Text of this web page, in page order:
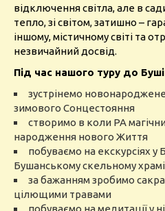
відключення світла, але в
тепло, зі світом, затишно –
іншому, містичному світі та
незвичайний досвід.
Під час нашого туру до
зустрінемо
зимового Сонцестояння
створимо в коли РА
народження нового Життя
побуваємо на екскурсіях
Бушанському скельному
за бажанням зробимо
цілющими травами
побуваємо на медитації у